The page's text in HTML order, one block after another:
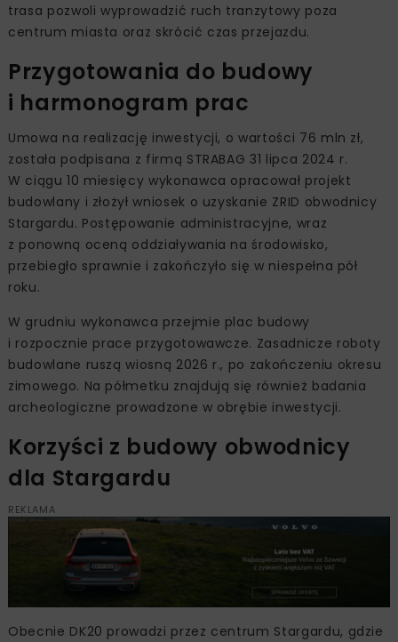
trasa pozwoli wyprowadzić ruch tranzytowy poza
centrum miasta oraz skrócić czas przejazdu.
Przygotowania do budowy
i harmonogram prac
Umowa na realizację inwestycji, o wartości 76 mln zł,
została podpisana z firmą STRABAG 31 lipca 2024 r.
W ciągu 10 miesięcy wykonawca opracował projekt
budowlany i złożył wniosek o uzyskanie ZRID obwodnicy
Stargardu. Postępowanie administracyjne, wraz
z ponowną oceną oddziaływania na środowisko,
przebiegło sprawnie i zakończyło się w niespełna pół
roku.
W grudniu wykonawca przejmie plac budowy
i rozpocznie prace przygotowawcze. Zasadnicze roboty
budowlane ruszą wiosną 2026 r., po zakończeniu okresu
zimowego. Na półmetku znajdują się również badania
archeologiczne prowadzone w obrębie inwestycji.
Korzyści z budowy obwodnicy
dla Stargardu
REKLAMA
Obecnie DK20 prowadzi przez centrum Stargardu, gdzie